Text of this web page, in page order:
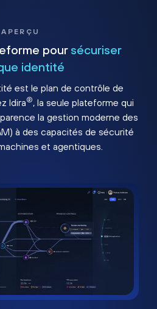
APERÇU
pour sécuriser
identité
est le plan de contrôle de
Idira®, la seule plateforme qui
la gestion moderne des
à des capacités de sécurité
et agentiques.